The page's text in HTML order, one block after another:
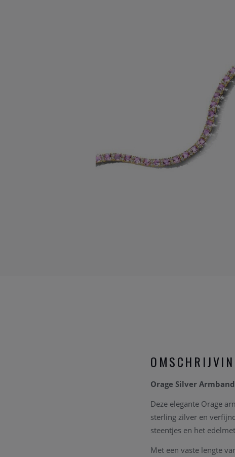
Orage Silver
Deze elegante Orage
sterling zilver en
steentjes en het
Met een vaste lengte